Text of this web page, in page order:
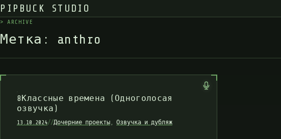
PIPBUCK STUDIO
> A RC HIV E
Мет ка : an th ro
8Классные времена (Одноголосая
озвучка)
13.10.2024//Дочерние проекты , Озвучка и дубляж